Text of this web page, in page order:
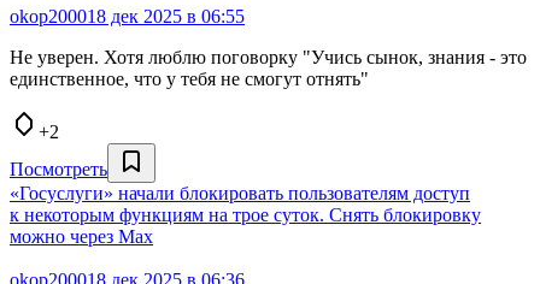
okop200018 дек 2025 в 06:55
Не уверен. Хотя люблю поговорку "Учись сынок, знания - это
единственное, что у тебя не смогут отнять"
+2
Посмотреть
«Госуслуги» начали блокировать пользователям доступ
к некоторым функциям на трое суток. Снять блокировку
можно через Max
okop200018 дек 2025 в 06:36